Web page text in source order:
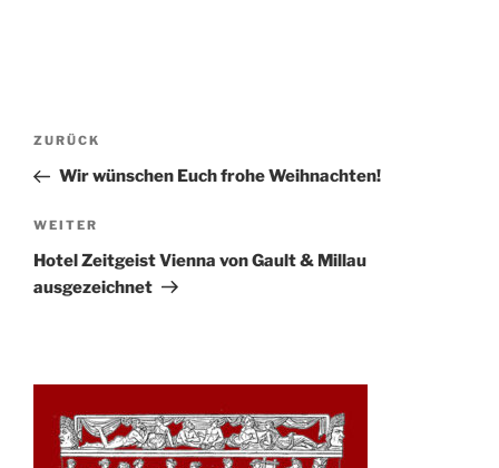
Beitrags-
Vorheriger
Beitrag
ZURÜCK
Wir wünschen Euch frohe Weihnachten!
Nächster
Beitrag
WEITER
Hotel Zeitgeist Vienna von Gault & Millau
ausgezeichnet